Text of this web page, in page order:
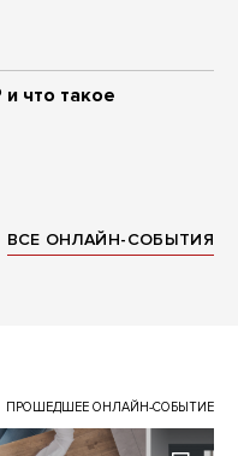
ПРОШЕДШЕЕ ОНЛАЙН-СОБЫТИЕ
и что такое
ВСЕ ОНЛАЙН-СОБЫТИЯ